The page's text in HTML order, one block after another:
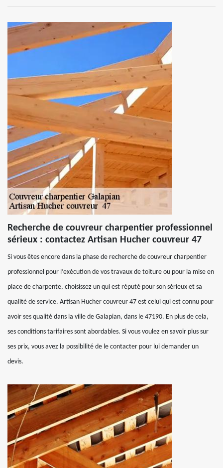
Recherche de couvreur charpentier professionnel
sérieux : contactez Artisan Hucher couvreur 47
Si vous êtes encore dans la phase de recherche de couvreur charpentier
professionnel pour l’exécution de vos travaux de toiture ou pour la mise en
place de charpente, choisissez un qui est réputé pour son sérieux et sa
qualité de service. Artisan Hucher couvreur 47 est celui qui est connu pour
avoir ses qualité dans la ville de Galapian, dans le 47190. En plus de cela,
ses conditions tarifaires sont abordables. Si vous voulez en savoir plus sur
ses prix, vous avez la possibilité de le contacter pour lui demander un
devis.